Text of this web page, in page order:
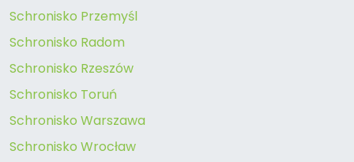
Schronisko Przemyśl
Schronisko Radom
Schronisko Rzeszów
Schronisko Toruń
Schronisko Warszawa
Schronisko Wrocław